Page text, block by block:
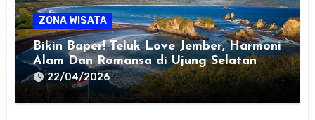
ZONA WISATA
Bikin Baper! Teluk Love Jember, Harmoni
Alam Dan Romansa di Ujung Selatan
Jawa22/04/2026